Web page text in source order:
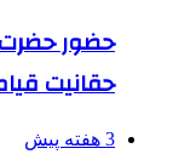
حضور حضرت
حقانیت
3 هفته پیش